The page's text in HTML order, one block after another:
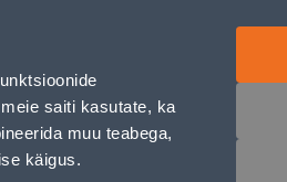
saiti kasutate, ka
muu teabega,
käigus.
о работе